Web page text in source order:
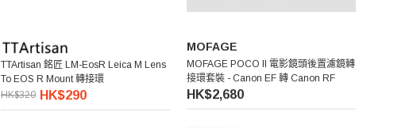
TTArtisan 銘匠 LM-EosR Leica M Lens
To EOS R Mount 轉接環
HK$320 HK$290
MOFAGE
MOFAGE POCO II 電影鏡頭後置濾鏡轉
接環套裝 - Canon EF 轉 Canon RF
HK$2,680